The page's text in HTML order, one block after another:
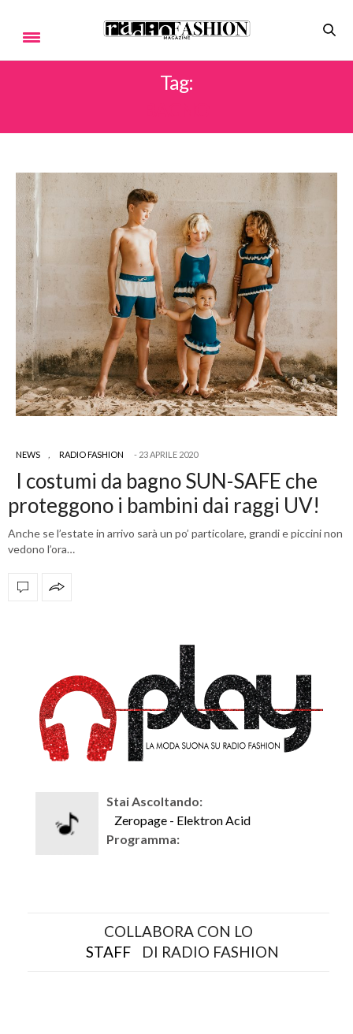
Tag:
NEWS , RADIO FASHION 23 APRILE 2020
I costumi da bagno SUN-SAFE che
proteggono i bambini dai raggi UV!
Anche se l’estate in arrivo sarà un po’ particolare, grandi e piccini non
vedono l’ora…
Stai Ascoltando:
Zeropage - Elektron Acid
Programma:
COLLABORA CON LO
STAFF
DI RADIO FASHION